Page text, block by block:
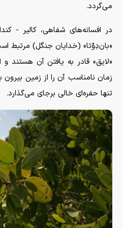
می‌گردد.
در افسانه‌های شفاهی، کالیر -
«بان‌دِوْتا» (خدایان جنگل) مرتبط
«لایق» قادر به یافتن آن هستند
زمان نامناسب آن را از زمین
تنها حفره‌ای خالی برجای می‌گذارد.